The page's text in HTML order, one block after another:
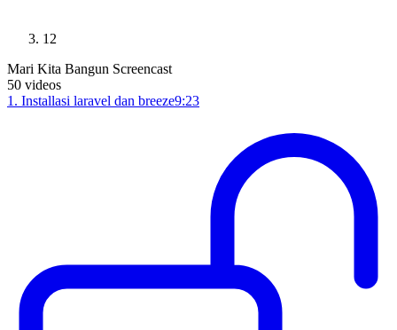
12
Mari Kita Bangun Screencast
50 videos
1 . Installasi laravel dan breeze9:23